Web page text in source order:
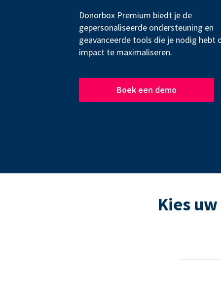
Donorbox Premium biedt je de
gepersonaliseerde ondersteuning en
geavanceerde tools die je nodig hebt
impact te maximaliseren.
Boek een demo
Kies